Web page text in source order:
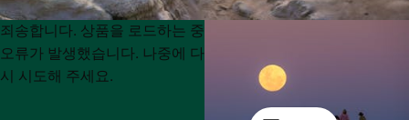
Product
List
Product
List
죄송합니다. 상품을 로드하는 중
오류가 발생했습니다. 나중에 다
시 시도해 주세요.